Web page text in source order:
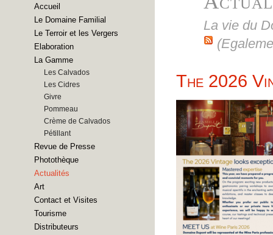
Accueil
Le Domaine Familial
Le Terroir et les Vergers
Elaboration
La Gamme
Les Calvados
Les Cidres
Givre
Pommeau
Crème de Calvados
Pétillant
Revue de Presse
Photothèque
Actualités
Art
Contact et Visites
Tourisme
Distributeurs
La vie du
The 2026